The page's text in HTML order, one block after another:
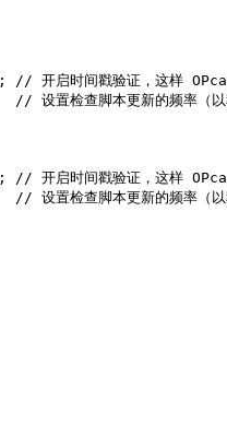
启时间戳验证，这样
查脚本更新的频率（以秒
启时间戳验证，这样
检查脚本更新的频率（以秒